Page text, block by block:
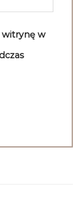
witrynę w